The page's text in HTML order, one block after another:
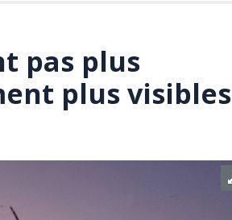
pas plus
plus visibles